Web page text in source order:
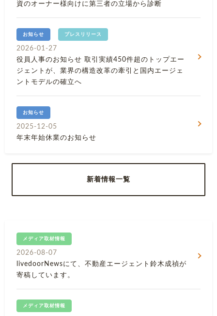
資のオーナー様向けに第三者の立場から診断
お知らせ プレスリリース
2026-01-27
役員人事のお知らせ 取引実績450件超のトップエー
ジェントが、業界の構造改革の牽引と国内エージェ
ントモデルの確立へ
お知らせ
2025-12-05
年末年始休業のお知らせ
新着情報一覧
メディア取材情報
2026-08-07
livedoorNewsにて、不動産エージェント鈴木成禎が
寄稿しています。
メディア取材情報